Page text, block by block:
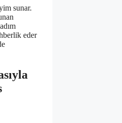
sunar.
eder